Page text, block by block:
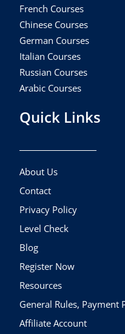
French Courses
Chinese Courses
German Courses
Italian Courses
Russian Courses
Arabic Courses
Quick Links
About Us
Contact
Privacy Policy
Level Check
Blog
Register Now
Resources
General Rules, Payment
Affiliate Account